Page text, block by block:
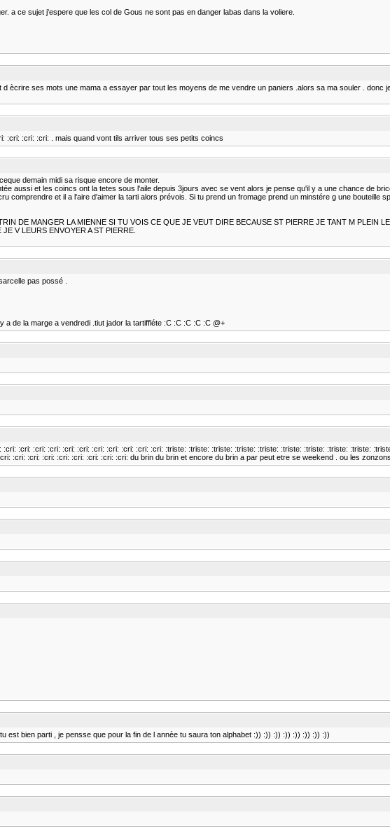
a ce sujet j'espere que les col de Gous ne sont pas en danger labas dans la voliere.
ècrire ses mots une mama a essayer par tout les moyens de me vendre un paniers .alors sa ma souler . donc
:cri: :cri: :cri: . mais quand vont tils arriver tous ses petits coincs
demain midi sa risque encore de monter.
aussi et les coincs ont la tetes sous l'aile depuis 3jours avec se vent alors je pense qu'il y a une chance de
comprendre et il a l'aire d'aimer la tarti alors prévois. Si tu prend un fromage prend un minstére g une
DE MANGER LA MIENNE SI TU VOIS CE QUE JE VEUT DIRE BECAUSE ST PIERRE JE TANT M PLEIN
V LEURS ENVOYER A ST PIERRE.
pas possé .
de la marge a vendredi .tiut jador la tartiffléte :C :C :C :C :C @+
:cri: :cri: :cri: :cri: :cri: :cri: :cri: :cri: :cri: :cri: :triste: :triste: :triste: :triste: :triste: :triste: :triste: :triste: :triste:
:cri: :cri: :cri: :cri: :cri: :cri: :cri: :cri: du brin du brin et encore du brin a par peut etre se weekend . ou les
est bien parti , je pensse que pour la fin de l annèe tu saura ton alphabet :)) :)) :)) :)) :)) :)) :)) :))